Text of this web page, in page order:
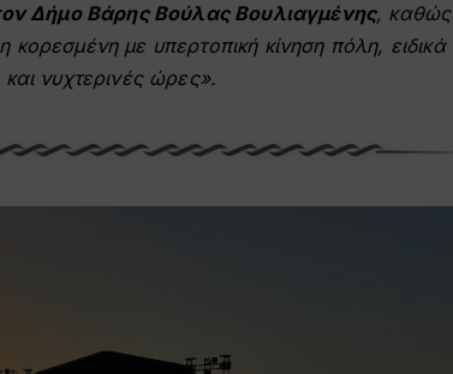
Δήμο Βάρης Βούλας Βουλιαγμένης, καθώς
με υπερτοπική κίνηση πόλη, ειδικά
νυχτερινές ώρες».